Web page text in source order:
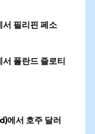
필리핀 페소
폴란드 즐로티
서 호주 달러